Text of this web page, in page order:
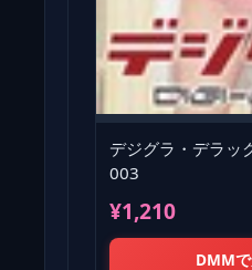
デジグラ・デラッ
003
¥1,210
DMM